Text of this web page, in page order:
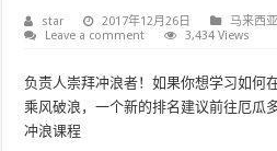
star 2017年12月26日
马来西
Leave a comment
3,434 Views
负责人崇拜冲浪者！如果你想学习如何
乘风破浪，一个新的排名建议前往厄瓜
冲浪课程